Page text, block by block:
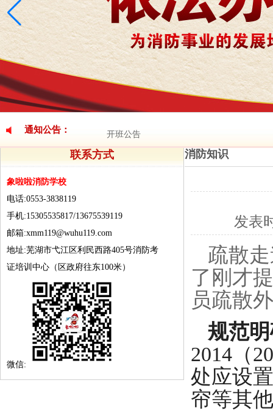
通知公告：
开班公告
招聘信息
招聘信息
联系方式
象啦啦消防学校
电话:0553-3838119
手机:15305535817/13675539119
邮箱:xmm119@wuhu119.com
地址:芜湖市弋江区利民西路405号消防考
证培训中心（区政府往东100米）
微信:
消防知识
发表
疏散
了刚才
员疏散
规范
2014（
处应设
帘等其